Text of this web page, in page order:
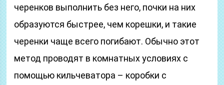
черенков выполнить без него, почки на них
образуются быстрее, чем корешки, и такие
черенки чаще всего погибают. Обычно этот
метод проводят в комнатных условиях с
помощью кильчеватора – коробки с